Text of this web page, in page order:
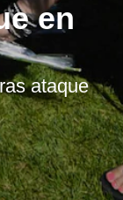
en
ataque